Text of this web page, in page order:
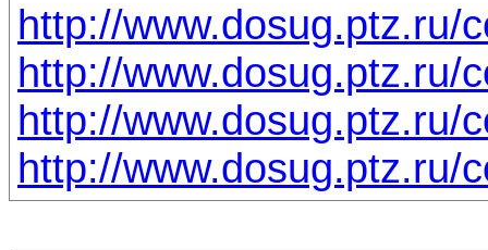
http://www.dosug.ptz.ru/
http://www.dosug.ptz.ru/
http://www.dosug.ptz.ru/
http://www.dosug.ptz.ru/